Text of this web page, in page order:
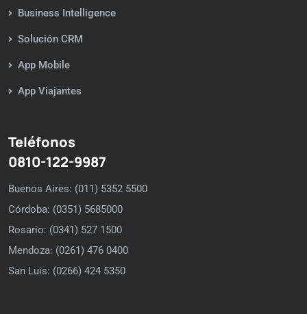
Business Intelligence
Solución CRM
App Mobile
App Viajantes
Teléfonos
0810-122-9987
Buenos Aires: (011) 5352 5500
Córdoba: (0351) 5685000
Rosario: (0341) 527 1500
Mendoza: (0261) 476 0400
San Luis: (0266) 424 5350